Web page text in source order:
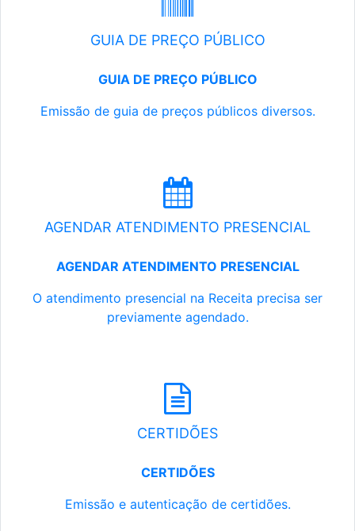
GUIA DE PREÇO PÚBLICO
GUIA DE PREÇO PÚBLICO
Emissão de guia de preços públicos diversos.
AGENDAR ATENDIMENTO PRESENCIAL
AGENDAR ATENDIMENTO PRESENCIAL
O atendimento presencial na Receita precisa ser
previamente agendado.
CERTIDÕES
CERTIDÕES
Emissão e autenticação de certidões.